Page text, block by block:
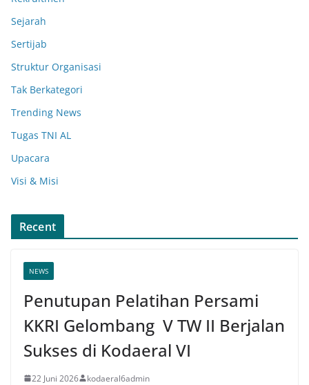
Sejarah
Sertijab
Struktur Organisasi
Tak Berkategori
Trending News
Tugas TNI AL
Upacara
Visi & Misi
Recent
NEWS
Penutupan Pelatihan Persami
KKRI Gelombang V TW II Berjalan
Sukses di Kodaeral VI
22 Juni 2026 kodaeral6admin